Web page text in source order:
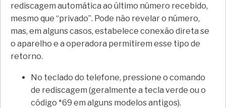
rediscagem automática ao último número recebido,
mesmo que “privado”. Pode não revelar o número,
mas, em alguns casos, estabelece conexão direta se
o aparelho e a operadora permitirem esse tipo de
retorno.
No teclado do telefone, pressione o comando
de rediscagem (geralmente a tecla verde ou o
código *69 em alguns modelos antigos).